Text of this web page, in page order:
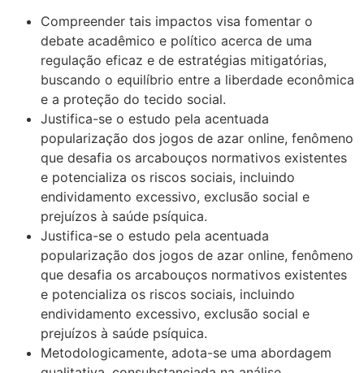
Compreender tais impactos visa fomentar o
debate acadêmico e político acerca de uma
regulação eficaz e de estratégias mitigatórias,
buscando o equilíbrio entre a liberdade econômica
e a proteção do tecido social.
Justifica-se o estudo pela acentuada
popularização dos jogos de azar online, fenômeno
que desafia os arcabouços normativos existentes
e potencializa os riscos sociais, incluindo
endividamento excessivo, exclusão social e
prejuízos à saúde psíquica.
Justifica-se o estudo pela acentuada
popularização dos jogos de azar online, fenômeno
que desafia os arcabouços normativos existentes
e potencializa os riscos sociais, incluindo
endividamento excessivo, exclusão social e
prejuízos à saúde psíquica.
Metodologicamente, adota-se uma abordagem